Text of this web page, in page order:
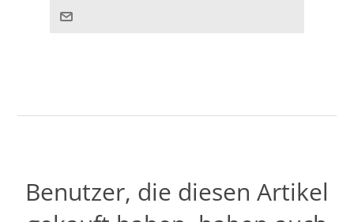
Benutzer, die diesen Artikel